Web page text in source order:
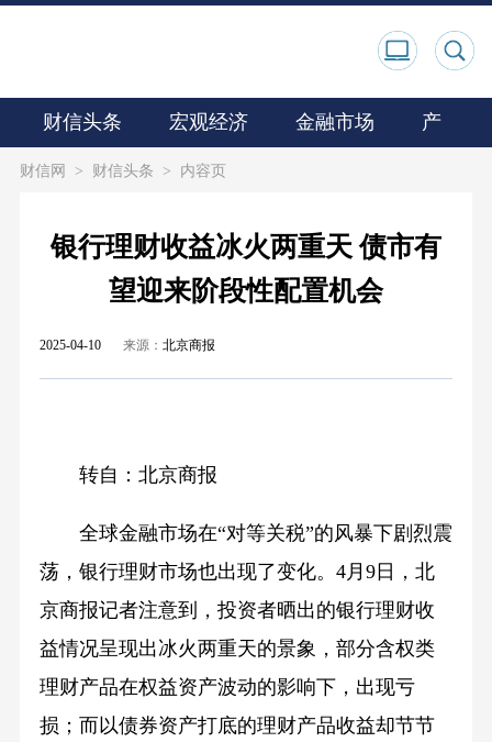
财信头条 宏观经济 金融市场 产业观
财信网 > 财信头条 > 内容页
银行理财收益冰火两重天 债市有
望迎来阶段性配置机会
2025-04-10 来源： 北京商报
转自：北京商报
全球金融市场在“对等关税”的风暴下剧烈震
荡，银行理财市场也出现了变化。4月9日，北
京商报记者注意到，投资者晒出的银行理财收
益情况呈现出冰火两重天的景象，部分含权类
理财产品在权益资产波动的影响下，出现亏
损；而以债券资产打底的理财产品收益却节节